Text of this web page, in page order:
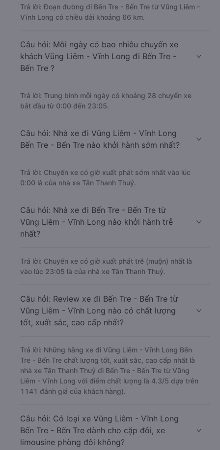
Trả lời: Đoạn đường đi Bến Tre - Bến Tre từ Vũng Liêm -
Vĩnh Long có chiều dài khoảng 66 km.
Câu hỏi: Mỗi ngày có bao nhiêu chuyến xe
khách Vũng Liêm - Vĩnh Long đi Bến Tre -
Bến Tre ?
Trả lời: Trung bình mỗi ngày có khoảng 28 chuyến xe
bắt đầu từ 0:00 đến 23:05.
Câu hỏi: Nhà xe đi Vũng Liêm - Vĩnh Long
Bến Tre - Bến Tre nào khởi hành sớm nhất?
Trả lời: Chuyến xe có giờ xuất phát sớm nhất vào lúc
0:00 là của nhà xe Tân Thanh Thuỷ.
Câu hỏi: Nhà xe đi Bến Tre - Bến Tre từ
Vũng Liêm - Vĩnh Long nào khởi hành trễ
nhất?
Trả lời: Chuyến xe có giờ xuất phát trễ (muộn) nhất là
vào lúc 23:05 là của nhà xe Tân Thanh Thuỷ.
Câu hỏi: Review xe đi Bến Tre - Bến Tre từ
Vũng Liêm - Vĩnh Long nào có chất lượng
tốt, xuất sắc, cao cấp nhất?
Trả lời: Những hãng xe đi Vũng Liêm - Vĩnh Long Bến
Tre - Bến Tre chất lượng tốt, xuất sắc, cao cấp nhất là
nhà xe Tân Thanh Thuỷ đi Bến Tre - Bến Tre từ Vũng
Liêm - Vĩnh Long với điểm chất lượng là 4.3/5 dựa trên
1141 đánh giá của khách hàng).
Câu hỏi: Có loại xe Vũng Liêm - Vĩnh Long
Bến Tre - Bến Tre dành cho cặp đôi, xe
limousine phòng đôi không?